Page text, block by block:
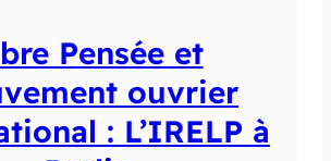
Pensée et
ouvrier
: L’IRELP à